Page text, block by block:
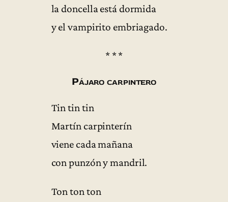
la doncella está dormida
y el vampirito embriagado.
* * *
Pájaro carpintero
Tin tin tin
Martín carpinterín
viene cada mañana
con punzón y mandril.
Ton ton ton